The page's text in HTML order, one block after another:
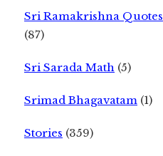
Sri Ramakrishna Quotes
(87)
Sri Sarada Math (5)
Srimad Bhagavatam (1)
Stories (359)